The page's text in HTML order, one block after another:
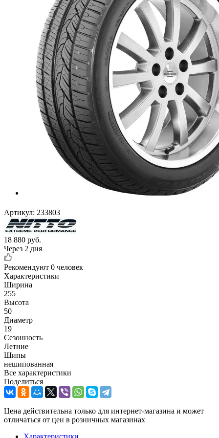
Артикул: 233803
18 880 руб.
Через 2 дня
Рекомендуют 0 человек
Характеристики
Ширина
255
Высота
50
Диаметр
19
Сезонность
Летние
Шипы
нешипованная
Все характеристики
Поделиться
Цена действительна только для интернет-магазина и может
отличаться от цен в розничных магазинах
Характеристики